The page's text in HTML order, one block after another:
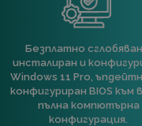
Безплатно
инсталиран и
Windows 11 Pro,
конфигуриран BIOS към
пълна компютърна
конфигурация.